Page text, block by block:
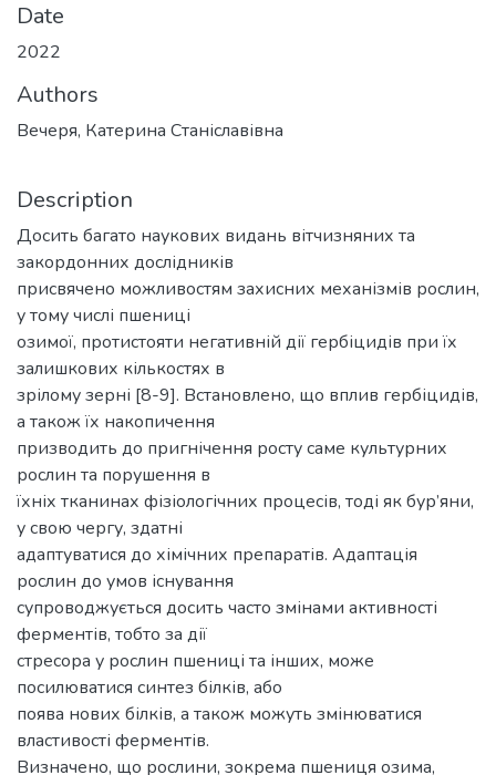
Date
2022
Authors
Вечеря, Катерина Станіславівна
Description
Досить багато наукових видань вітчизняних та
закордонних дослідників
присвячено можливостям захисних механізмів рослин,
у тому числі пшениці
озимої, протистояти негативній дії гербіцидів при їх
залишкових кількостях в
зрілому зерні [8-9]. Встановлено, що вплив гербіцидів,
а також їх накопичення
призводить до пригнічення росту саме культурних
рослин та порушення в
їхніх тканинах фізіологічних процесів, тоді як бур’яни,
у свою чергу, здатні
адаптуватися до хімічних препаратів. Адаптація
рослин до умов існування
супроводжується досить часто змінами активності
ферментів, тобто за дії
стресора у рослин пшениці та інших, може
посилюватися синтез білків, або
поява нових білків, а також можуть змінюватися
властивості ферментів.
Визначено, що рослини, зокрема пшениця озима,